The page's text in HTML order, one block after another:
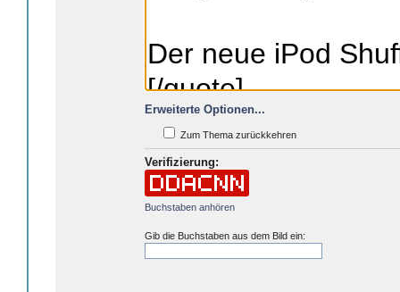
Erweiterte Optionen...
Zum Thema zurückkehren
Verifizierung:
Buchstaben anhören
Gib die Buchstaben aus dem Bild ein: